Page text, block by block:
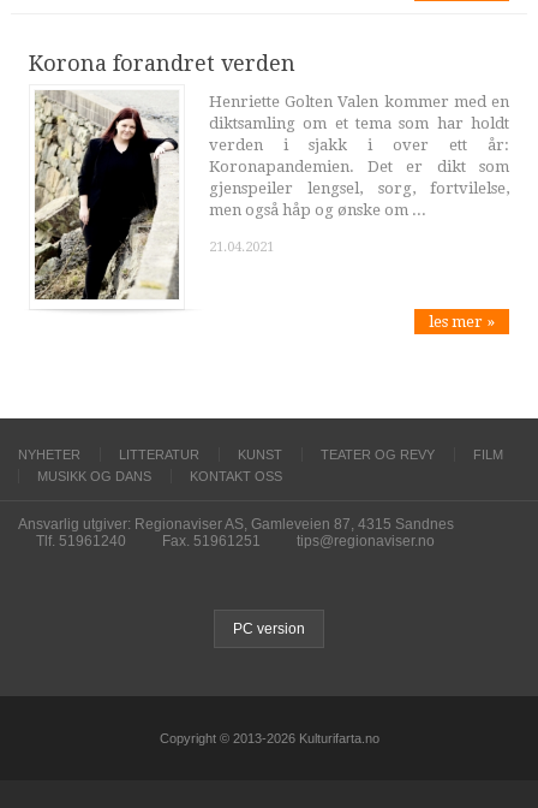
Korona forandret verden
Henriette Golten Valen kommer med en
diktsamling om et tema som har holdt
verden i sjakk i over ett år:
Koronapandemien. Det er dikt som
gjenspeiler lengsel, sorg, fortvilelse,
men også håp og ønske om ...
21.04.2021
les mer »
NYHETER LITTERATUR KUNST TEATER OG REVY
FILM
MUSIKK OG DANS
KONTAKT OSS
Ansvarlig utgiver: Regionaviser AS, Gamleveien 87, 4315 Sandnes
Tlf. 51961240
Fax. 51961251 tips@regionaviser.no
PC version
Copyright © 2013-2026 Kulturifarta.no